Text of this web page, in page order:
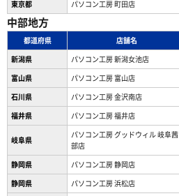
東京都
パソコン工房 町田店
中部地方
都道府県 店舗名
新潟県
パソコン工房 新潟女池店
富山県
パソコン工房 富山店
石川県
パソコン工房 金沢南店
福井県
パソコン工房 福井店
岐阜県
パソコン工房 グッドウィル 岐阜茜
部店
静岡県 パソコン工房 静岡店
静岡県
パソコン工房 浜松店